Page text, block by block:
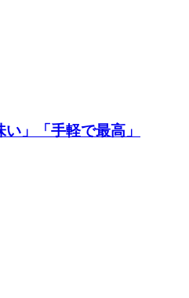
」「手軽で最高」